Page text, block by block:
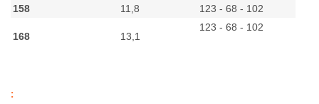
158
11,8 123 - 68 - 102
168 13,1
123 - 68 - 102
: